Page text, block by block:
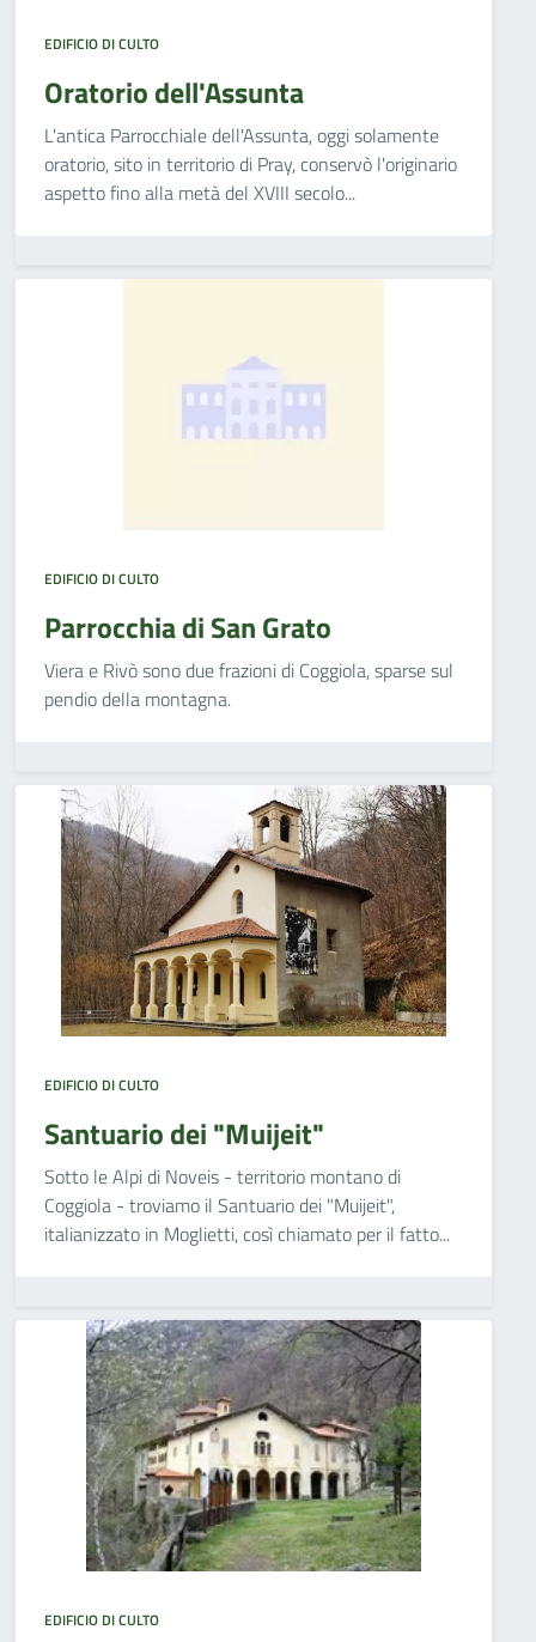
EDIFICIO DI CULTO
Oratorio dell'Assunta
L'antica Parrocchiale dell'Assunta, oggi solamente
oratorio, sito in territorio di Pray, conservò l'originario
aspetto fino alla metà del XVIII secolo...
EDIFICIO DI CULTO
Parrocchia di San Grato
Viera e Rivò sono due frazioni di Coggiola, sparse sul
pendio della montagna.
EDIFICIO DI CULTO
Santuario dei "Muijeit"
Sotto le Alpi di Noveis - territorio montano di
Coggiola - troviamo il Santuario dei "Muijeit",
italianizzato in Moglietti, così chiamato per il fatto...
EDIFICIO DI CULTO